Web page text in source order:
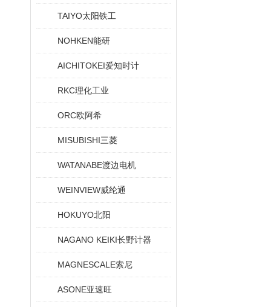
TAIYO太阳铁工
NOHKEN能研
AICHITOKEI爱知时计
RKC理化工业
ORC欧阿希
MISUBISHI三菱
WATANABE渡边电机
WEINVIEW威纶通
HOKUYO北阳
NAGANO KEIKI长野计器
MAGNESCALE索尼
ASONE亚速旺